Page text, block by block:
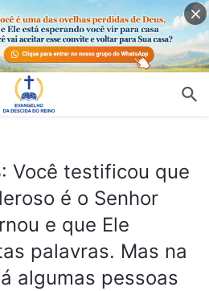
Você testificou que
é o Senhor
e que Ele
palavras. Mas na
algumas pessoas